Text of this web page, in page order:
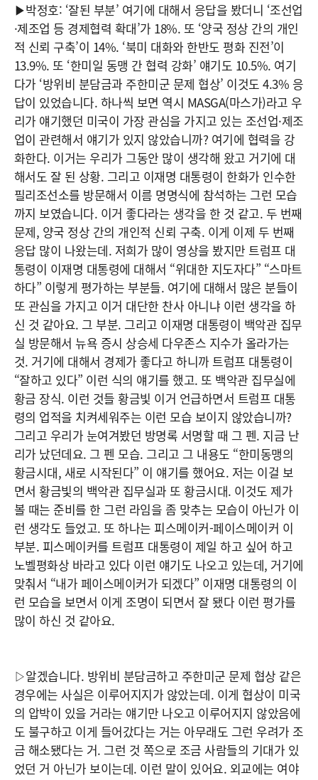
▶박정호: ‘잘된 부분’ 여기에 대해서 응답을 봤더니 ‘조선업
·제조업 등 경제협력 확대’가 18%. 또 ‘양국 정상 간의 개인
적 신뢰 구축’이 14%. ‘북미 대화와 한반도 평화 진전’이
13.9%. 또 ‘한미일 동맹 간 협력 강화’ 얘기도 10.5%. 여기
다가 ‘방위비 분담금과 주한미군 문제 협상’ 이것도 4.3% 응
답이 있었습니다. 하나씩 보면 역시 MASGA(마스가)라고 우
리가 얘기했던 미국이 가장 관심을 가지고 있는 조선업·제조
업이 관련해서 얘기가 있지 않았습니까? 여기에 협력을 강
화한다. 이거는 우리가 그동안 많이 생각해 왔고 거기에 대
해서도 잘 된 상황. 그리고 이재명 대통령이 한화가 인수한
필리조선소를 방문해서 이름 명명식에 참석하는 그런 모습
까지 보였습니다. 이거 좋다라는 생각을 한 것 같고. 두 번째
문제, 양국 정상 간의 개인적 신뢰 구축. 이게 이제 두 번째
응답 많이 나왔는데. 저희가 많이 영상을 봤지만 트럼프 대
통령이 이재명 대통령에 대해서 “위대한 지도자다” “스마트
하다” 이렇게 평가하는 부분들. 여기에 대해서 많은 분들이
또 관심을 가지고 이거 대단한 찬사 아니냐 이런 생각을 하
신 것 같아요. 그 부분. 그리고 이재명 대통령이 백악관 집무
실 방문해서 뉴욕 증시 상승세 다우존스 지수가 올라가는
것. 거기에 대해서 경제가 좋다고 하니까 트럼프 대통령이
“잘하고 있다” 이런 식의 얘기를 했고. 또 백악관 집무실에
황금 장식. 이런 것들 황금빛 이거 언급하면서 트럼프 대통
령의 업적을 치켜세워주는 이런 모습 보이지 않았습니까?
그리고 우리가 눈여겨봤던 방명록 서명할 때 그 펜. 지금 난
리가 났던데요. 그 펜 모습. 그리고 그 내용도 “한미동맹의
황금시대, 새로 시작된다” 이 얘기를 했어요. 저는 이걸 보
면서 황금빛의 백악관 집무실과 또 황금시대. 이것도 제가
볼 때는 준비를 한 그런 라임을 좀 맞추는 모습이 아닌가 이
런 생각도 들었고. 또 하나는 피스메이커-페이스메이커 이
부분. 피스메이커를 트럼프 대통령이 제일 하고 싶어 하고
노벨평화상 바라고 있다 이런 얘기도 나오고 있는데, 거기에
맞춰서 “내가 페이스메이커가 되겠다” 이재명 대통령의 이
런 모습을 보면서 이게 조명이 되면서 잘 됐다 이런 평가를
많이 하신 것 같아요.
▷알겠습니다. 방위비 분담금하고 주한미군 문제 협상 같은
경우에는 사실은 이루어지지가 않았는데. 이게 협상이 미국
의 압박이 있을 거라는 얘기만 나오고 이루어지지 않았음에
도 불구하고 이게 들어갔다는 거는 아무래도 그런 우려가 조
금 해소됐다는 거. 그런 것 쪽으로 조금 사람들의 기대가 있
었던 거 아닌가 보이는데. 이런 말이 있어요. 외교에는 여야